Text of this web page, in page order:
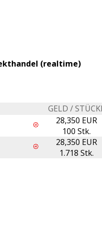
(realtime)
GELD /
28,350 EUR
100 Stk.
28,350 EUR
1.718 Stk.